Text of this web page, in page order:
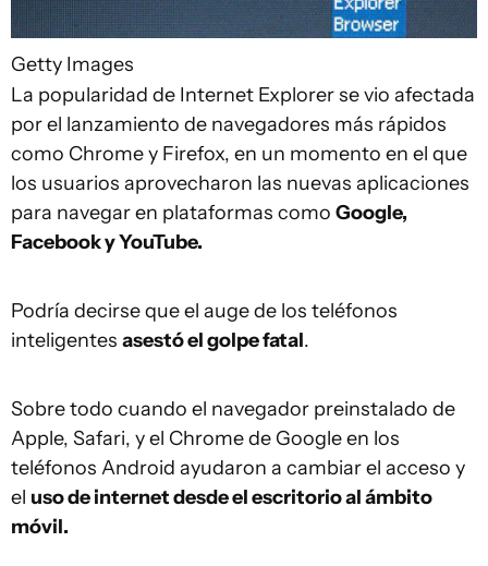
Getty Images
La popularidad de Internet Explorer se vio afectada
por el lanzamiento de navegadores más rápidos
como Chrome y Firefox, en un momento en el que
los usuarios aprovecharon las nuevas aplicaciones
para navegar en plataformas como Google,
Facebook y YouTube.
Podría decirse que el auge de los teléfonos
inteligentes asestó el golpe fatal.
Sobre todo cuando el navegador preinstalado de
Apple, Safari, y el Chrome de Google en los
teléfonos Android ayudaron a cambiar el acceso y
el uso de internet desde el escritorio al ámbito
móvil.